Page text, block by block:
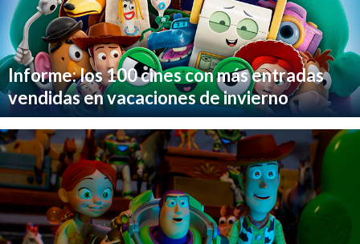
Informe: los 100 cines con más entradas
vendidas en vacaciones de invierno